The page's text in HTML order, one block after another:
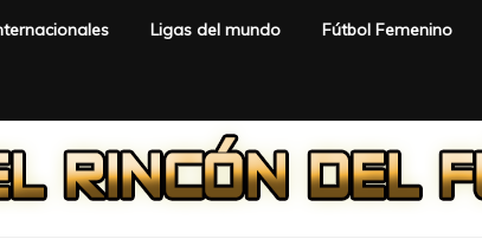
Ligas del mundo Fútbol Femenino